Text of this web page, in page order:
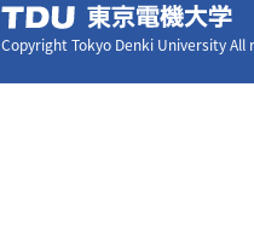
Copyright Tokyo Denki University All